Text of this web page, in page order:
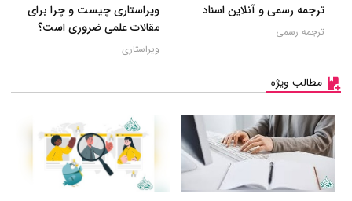
ترجمه رسمی و آنلاین اسناد
ترجمه رسمی
ویراستاری چیست و چرا برای
مقالات علمی ضروری است؟
ویراستاری
مطالب ویژه